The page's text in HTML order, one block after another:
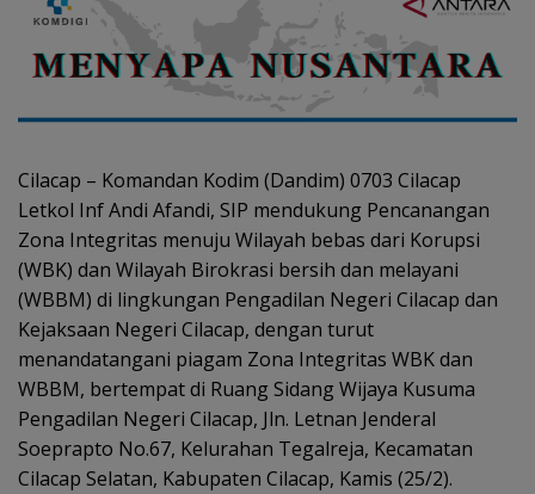
Cilacap – Komandan Kodim (Dandim) 0703 Cilacap
Letkol Inf Andi Afandi, SIP mendukung Pencanangan
Zona Integritas menuju Wilayah bebas dari Korupsi
(WBK) dan Wilayah Birokrasi bersih dan melayani
(WBBM) di lingkungan Pengadilan Negeri Cilacap dan
Kejaksaan Negeri Cilacap, dengan turut
menandatangani piagam Zona Integritas WBK dan
WBBM, bertempat di Ruang Sidang Wijaya Kusuma
Pengadilan Negeri Cilacap, Jln. Letnan Jenderal
Soeprapto No.67, Kelurahan Tegalreja, Kecamatan
Cilacap Selatan, Kabupaten Cilacap, Kamis (25/2).